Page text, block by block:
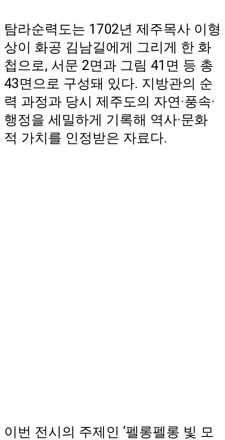
탐라순력도는 1702년 제주목사 이형
상이 화공 김남길에게 그리게 한 화
첩으로, 서문 2면과 그림 41면 등 총
43면으로 구성돼 있다. 지방관의 순
력 과정과 당시 제주도의 자연·풍속·
행정을 세밀하게 기록해 역사·문화
적 가치를 인정받은 자료다.
이번 전시의 주제인 ‘펠롱펠롱 빛 모